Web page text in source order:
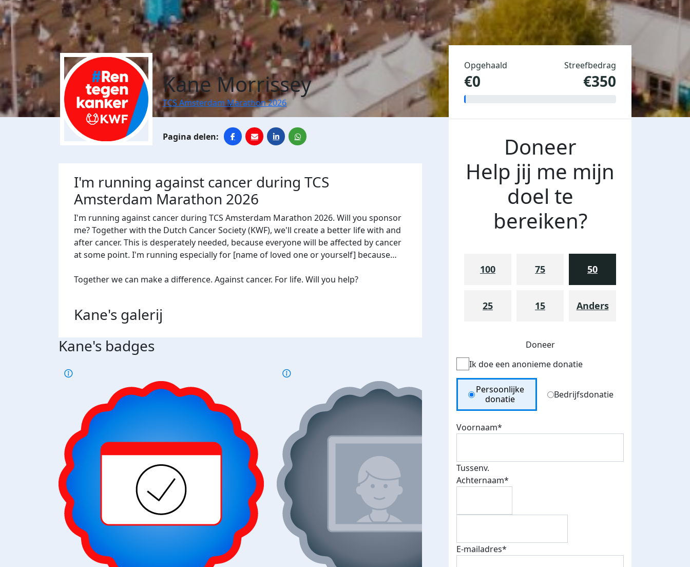
Kane Morrissey
TCS Amsterdam Marathon 2026
I'm running against cancer during TCS
Amsterdam Marathon 2026
I'm running against cancer during TCS Amsterdam Marathon 2026. Will you sponsor
me? Together with the Dutch Cancer Society (KWF), we'll create a better life with and
after cancer. This is desperately needed, because everyone will be affected by cancer
at some point. I'm running especially for [name of loved one or yourself] because…
Together we can make a difference. Against cancer. For life. Will you help?
Kane's galerij
Kane's badges
Opgehaald
€0
Streefbedrag
€350
Doneer
Help jij me mijn
doel te
bereiken?
100 75 50
25 15 Anders
Doneer
Ik doe een anonieme donatie
Donation Type
Persoonlijke
donatie
Bedrijfsdonatie
Voornaam*
Tussenv.
Achternaam*
E-mailadres*